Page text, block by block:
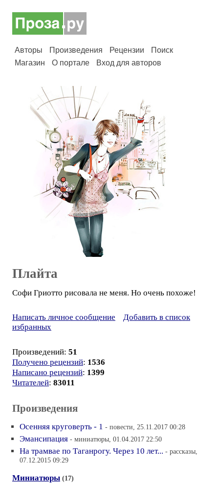
Авторы Произведения Рецензии
Поиск
Магазин
О портале Вход для авторов
Плайта
Софи Гриотто рисовала не меня. Но очень похоже!
Написать личное сообщение
Добавить в список
избранных
Произведений: 51
Получено рецензий: 1536
Написано рецензий: 1399
Читателей: 83011
Произведения
Осенняя круговерть - 1 - повести, 25.11.2017 00:28
Эмансипация - миниатюры, 01.04.2017 22:50
На трамвае по Таганрогу. Через 10 лет... - рассказы,
07.12.2015 09:29
Миниатюры (17)